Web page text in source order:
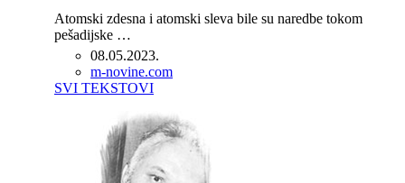
Atomski zdesna i atomski sleva bile su naredbe tokom
pešadijske …
08.05.2023.
Author
m-novine.com
SVI TEKSTOVI